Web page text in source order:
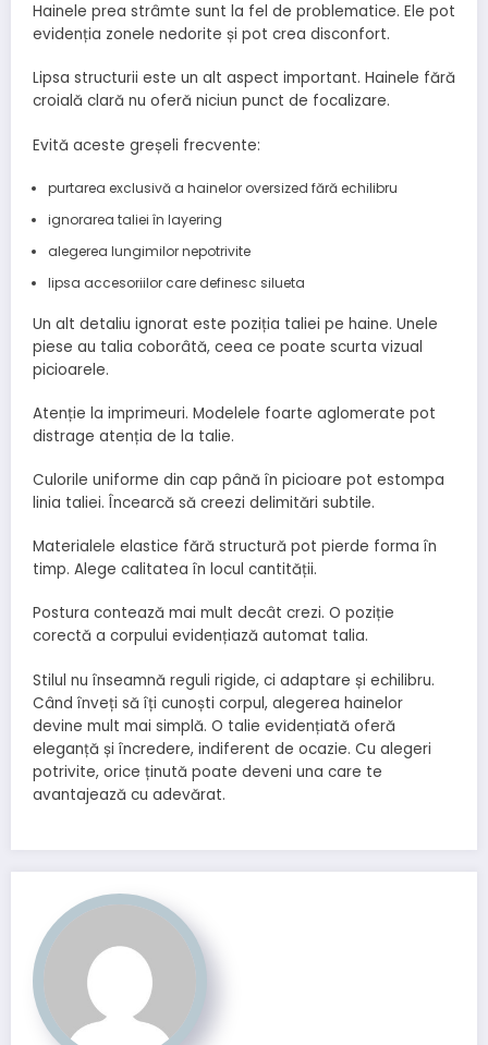
Hainele prea strâmte sunt la fel de problematice. Ele pot
evidenția zonele nedorite și pot crea disconfort.
Lipsa structurii este un alt aspect important. Hainele fără
croială clară nu oferă niciun punct de focalizare.
Evită aceste greșeli frecvente:
purtarea exclusivă a hainelor oversized fără echilibru
ignorarea taliei în layering
alegerea lungimilor nepotrivite
lipsa accesoriilor care definesc silueta
Un alt detaliu ignorat este poziția taliei pe haine. Unele
piese au talia coborâtă, ceea ce poate scurta vizual
picioarele.
Atenție la imprimeuri. Modelele foarte aglomerate pot
distrage atenția de la talie.
Culorile uniforme din cap până în picioare pot estompa
linia taliei. Încearcă să creezi delimitări subtile.
Materialele elastice fără structură pot pierde forma în
timp. Alege calitatea în locul cantității.
Postura contează mai mult decât crezi. O poziție
corectă a corpului evidențiază automat talia.
Stilul nu înseamnă reguli rigide, ci adaptare și echilibru.
Când înveți să îți cunoști corpul, alegerea hainelor
devine mult mai simplă. O talie evidențiată oferă
eleganță și încredere, indiferent de ocazie. Cu alegeri
potrivite, orice ținută poate deveni una care te
avantajează cu adevărat.